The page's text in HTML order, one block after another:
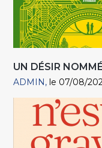
UN DÉSIR
ADMIN le 07/08/